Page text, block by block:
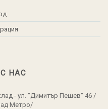
НАС
- ул. "Димитър Пешев" 46 /
Метро/